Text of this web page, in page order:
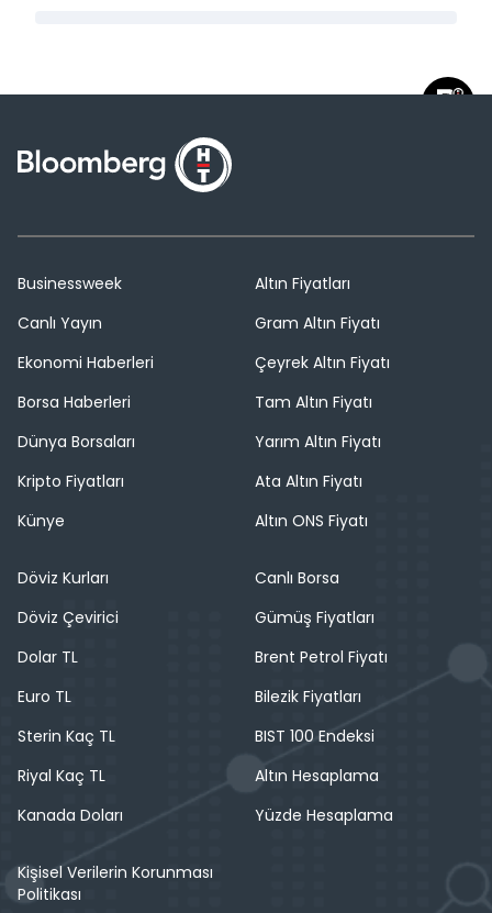
Businessweek
Canlı Yayın
Ekonomi Haberleri
Borsa Haberleri
Dünya Borsaları
Kripto Fiyatları
Künye
Altın Fiyatları
Gram Altın Fiyatı
Çeyrek Altın Fiyatı
Tam Altın Fiyatı
Yarım Altın Fiyatı
Ata Altın Fiyatı
Altın ONS Fiyatı
Döviz Kurları
Döviz Çevirici
Dolar TL
Euro TL
Sterin Kaç TL
Riyal Kaç TL
Kanada Doları
Canlı Borsa
Gümüş Fiyatları
Brent Petrol Fiyatı
Bilezik Fiyatları
BIST 100 Endeksi
Altın Hesaplama
Yüzde Hesaplama
Kişisel Verilerin Korunması
Politikası